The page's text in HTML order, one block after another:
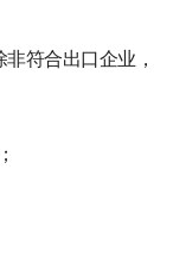
符合出口企业，